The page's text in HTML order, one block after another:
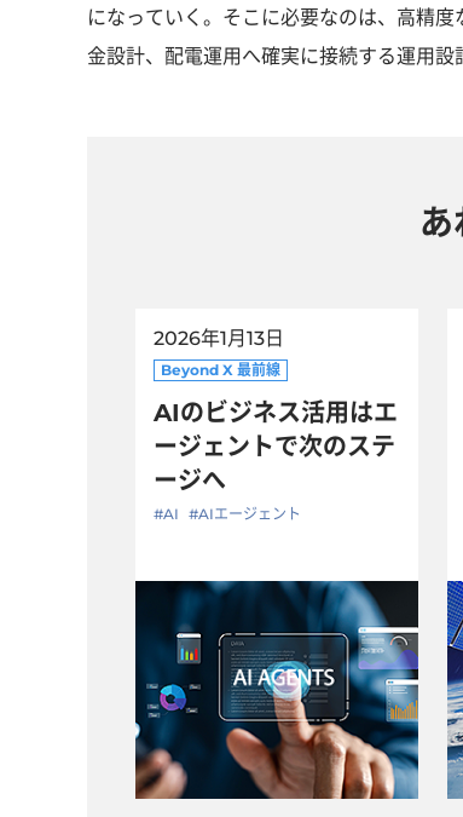
になっていく。そこに必要なのは、高精
金設計、配電運用へ確実に接続する運用設
2026年1月13日
AIのビジネス活用はエ
ージェントで次のステ
ージへ
#AI #AIエージェント